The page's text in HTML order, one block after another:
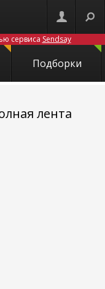
сервиса Sendsay
Подборки
лента